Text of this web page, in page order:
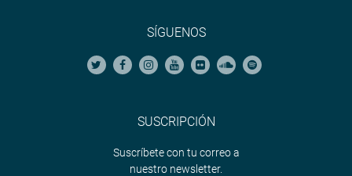
SÍGUENOS
SUSCRIPCIÓN
Suscríbete con tu correo a
nuestro newsletter.